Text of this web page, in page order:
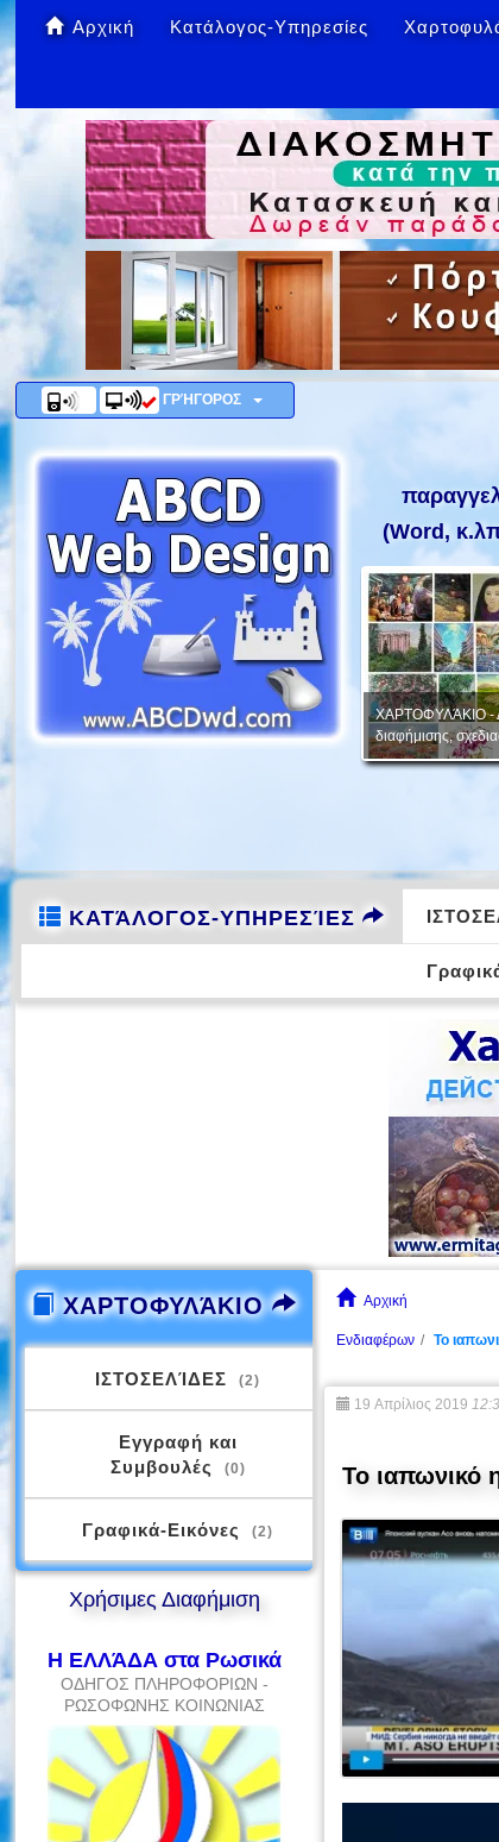
Αρχική Κατάλογος-Υπηρεσίες
ΓΡΉΓΟΡΟΣ
(Word,
ΔΩΡΕΑΝ Υπηρεσίες, Συμβουλές
ΧΑΡΤΟΦΥΛΆΚΙΟ -
διαφήμισης,
ΚΑΤΆΛΟΓΟΣ-ΥΠΗΡΕΣΊΕΣ
Αρχική
Ενδιαφέρων Το
19 Απρίλιος 2019
Το ιαπωνικό
ΧΑΡΤΟΦΥΛΆΚΙΟ
ΙΣΤΟΣΕΛΊΔΕΣ (2)
Εγγραφή και
Συμβουλές
(0)
Γραφικά-Εικόνες (2)
Χρήσιμες Διαφήμιση
Η ΕΛΛΆΔΑ στα Ρωσικά
ΟΔΗΓΟΣ ΠΛΗΡΟΦΟΡΙΩΝ -
ΡΩΣΟΦΩΝΗΣ ΚΟΙΝΩΝΙΑΣ